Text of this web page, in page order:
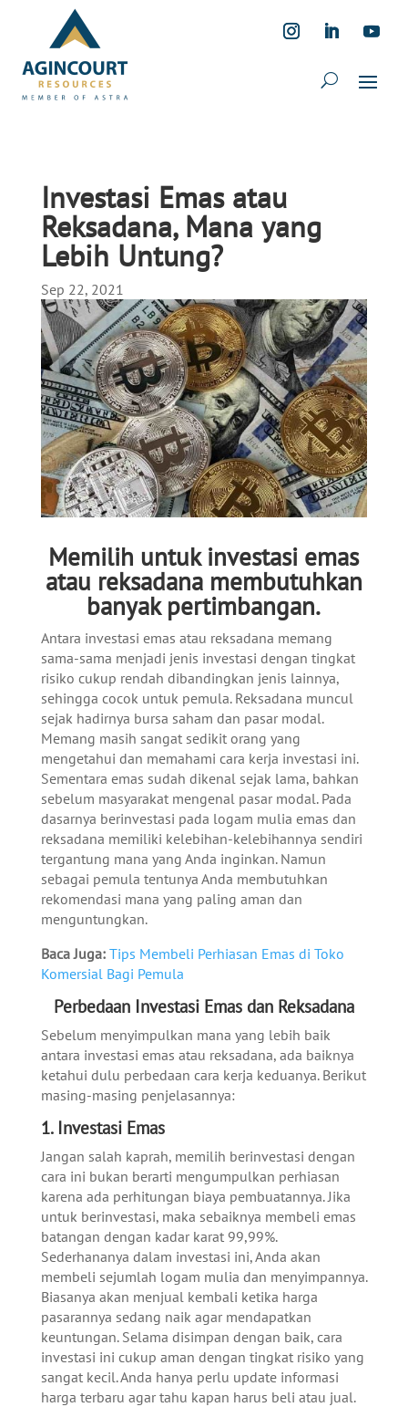
Investasi Emas atau
Reksadana, Mana yang
Lebih Untung?
Sep 22, 2021
Memilih untuk investasi emas
atau reksadana membutuhkan
banyak pertimbangan.
Antara investasi emas atau reksadana memang
sama-sama menjadi jenis investasi dengan tingkat
risiko cukup rendah dibandingkan jenis lainnya,
sehingga cocok untuk pemula. Reksadana muncul
sejak hadirnya bursa saham dan pasar modal.
Memang masih sangat sedikit orang yang
mengetahui dan memahami cara kerja investasi ini.
Sementara emas sudah dikenal sejak lama, bahkan
sebelum masyarakat mengenal pasar modal. Pada
dasarnya berinvestasi pada logam mulia emas dan
reksadana memiliki kelebihan-kelebihannya sendiri
tergantung mana yang Anda inginkan. Namun
sebagai pemula tentunya Anda membutuhkan
rekomendasi mana yang paling aman dan
menguntungkan.
Baca Juga: Tips Membeli Perhiasan Emas di Toko
Komersial Bagi Pemula
Perbedaan Investasi Emas dan Reksadana
Sebelum menyimpulkan mana yang lebih baik
antara investasi emas atau reksadana, ada baiknya
ketahui dulu perbedaan cara kerja keduanya. Berikut
masing-masing penjelasannya:
1. Investasi Emas
Jangan salah kaprah, memilih berinvestasi dengan
cara ini bukan berarti mengumpulkan perhiasan
karena ada perhitungan biaya pembuatannya. Jika
untuk berinvestasi, maka sebaiknya membeli emas
batangan dengan kadar karat 99,99%.
Sederhananya dalam investasi ini, Anda akan
membeli sejumlah logam mulia dan menyimpannya.
Biasanya akan menjual kembali ketika harga
pasarannya sedang naik agar mendapatkan
keuntungan. Selama disimpan dengan baik, cara
investasi ini cukup aman dengan tingkat risiko yang
sangat kecil. Anda hanya perlu update informasi
harga terbaru agar tahu kapan harus beli atau jual.